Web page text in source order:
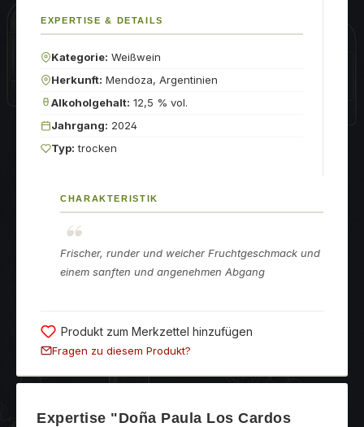
EXPERTISE & DETAILS
Kategorie: Weißwein
Herkunft: Mendoza, Argentinien
Alkoholgehalt: 12,5 % vol.
Jahrgang: 2024
Typ: trocken
CHARAKTERISTIK
Frischer, runder und weicher Fruchtgeschmack und
einem sanften und angenehmen Abgang
Produkt zum Merkzettel hinzufügen
Fragen zu diesem Produkt?
Expertise "Doña Paula Los Cardos